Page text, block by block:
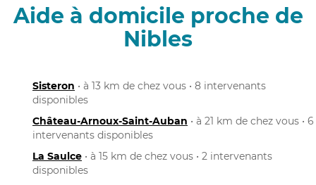
Aide à domicile proche de
Nibles
Sisteron • à 13 km de chez vous • 8 intervenants
disponibles
Château-Arnoux-Saint-Auban • à 21 km de chez vous • 6
intervenants disponibles
La Saulce • à 15 km de chez vous • 2 intervenants
disponibles